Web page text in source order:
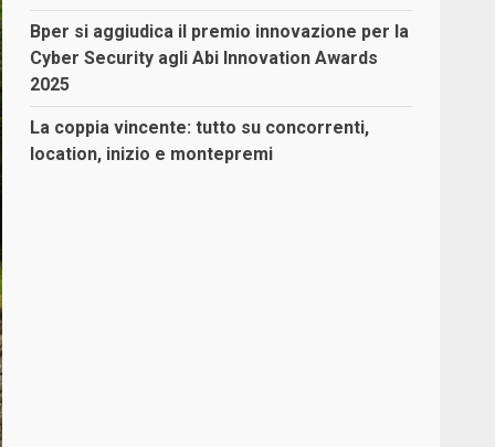
Bper si aggiudica il premio innovazione per la
Cyber Security agli Abi Innovation Awards
2025
La coppia vincente: tutto su concorrenti,
location, inizio e montepremi